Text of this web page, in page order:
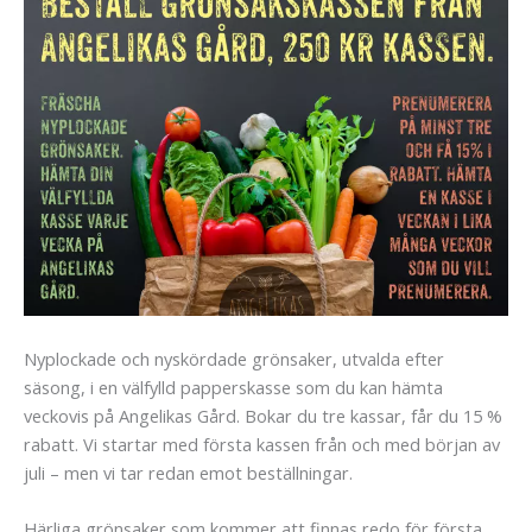
Nyplockade och nyskördade grönsaker, utvalda efter
säsong, i en välfylld papperskasse som du kan hämta
veckovis på Angelikas Gård. Bokar du tre kassar, får du 15 %
rabatt. Vi startar med första kassen från och med början av
juli – men vi tar redan emot beställningar.